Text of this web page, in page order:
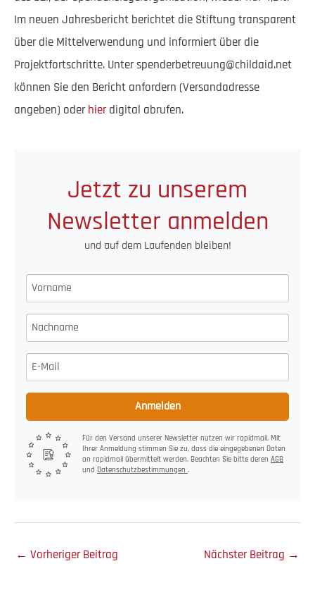
Im neuen Jahresbericht berichtet die Stiftung transparent
über die Mittelverwendung und informiert über die
Projektfortschritte. Unterspenderbetreuung@childaid.net
können Sie den Bericht anfordern (Versandadresse
angeben) oder hierdigital abrufen.
Jetzt zu unserem
Newsletter anmelden
und auf dem Laufenden bleiben!
Anmelden
Für den Versand unserer Newsletter nutzen wir rapidmail. Mit
Ihrer Anmeldung stimmen Sie zu, dass die eingegebenen Daten
an rapidmail übermittelt werden. Beachten Sie bitte deren AGB
und Datenschutzbestimmungen .
← Vorheriger Beitrag Nächster Beitrag →